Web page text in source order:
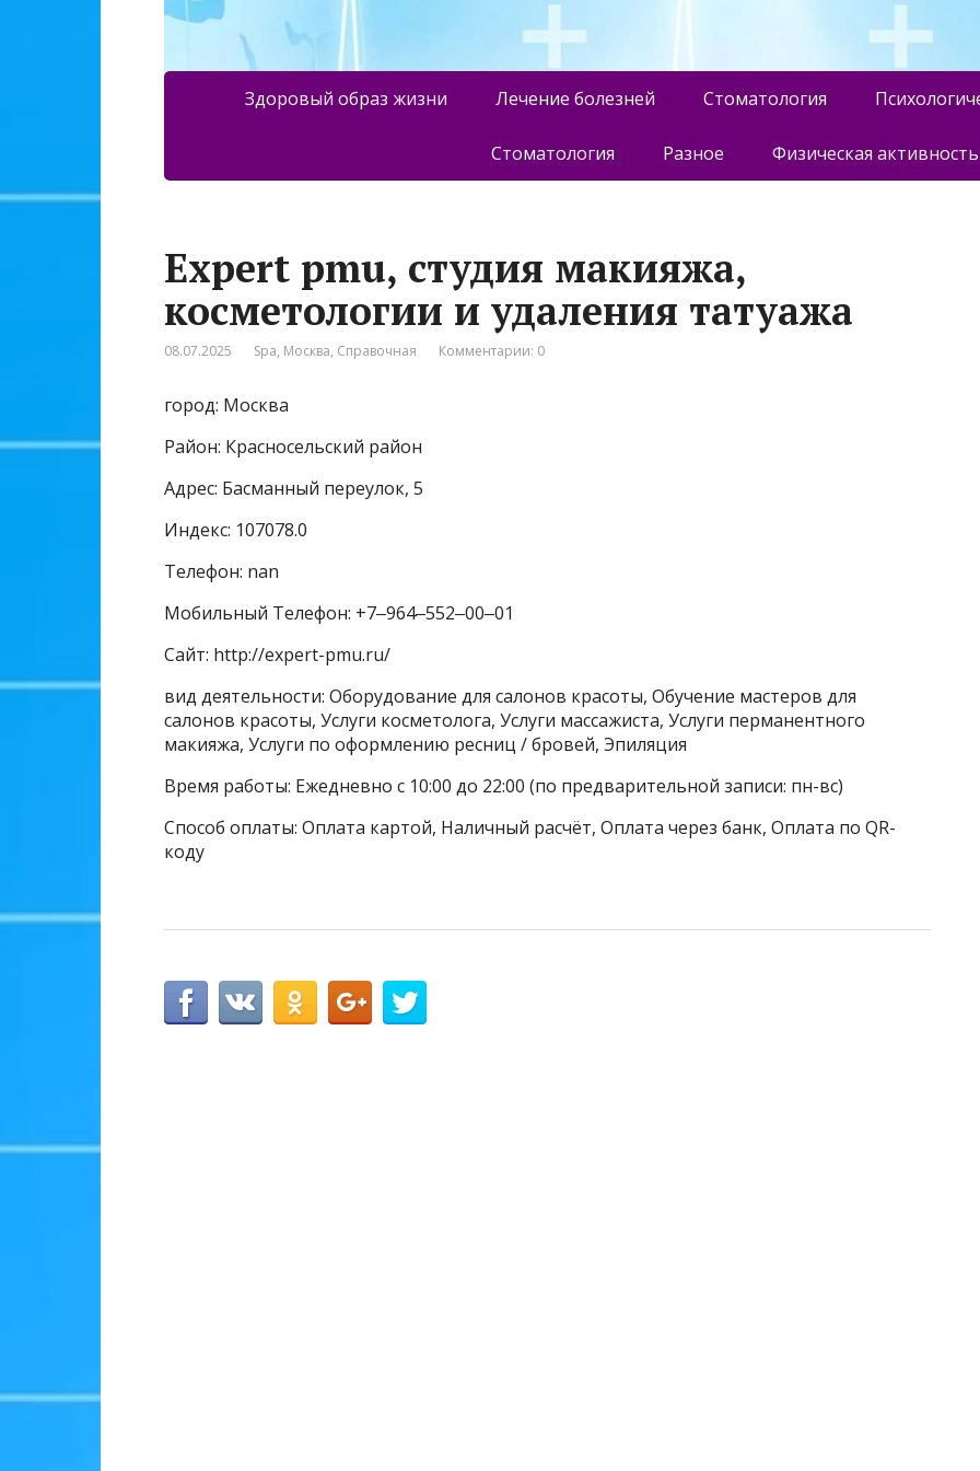
Здоровый образ жизни Лечение болезней Стоматология
Стоматология Разное Физическая активность
Expert pmu, студия макияжа,
косметологии и удаления татуажа
08.07.2025 Spa, Москва, Справочная Комментарии: 0
город: Москва
Район: Красносельский район
Адрес: Басманный переулок, 5
Индекс: 107078.0
Телефон: nan
Мобильный Телефон: +7‒964‒552‒00‒01
Сайт: http://expert-pmu.ru/
вид деятельности: Оборудование для салонов красоты, Обучение мастеров для
салонов красоты, Услуги косметолога, Услуги массажиста, Услуги перманентного
макияжа, Услуги по оформлению ресниц / бровей, Эпиляция
Время работы: Ежедневно с 10:00 до 22:00 (по предварительной записи: пн-вс)
Способ оплаты: Оплата картой, Наличный расчёт, Оплата через банк, Оплата по QR-
коду